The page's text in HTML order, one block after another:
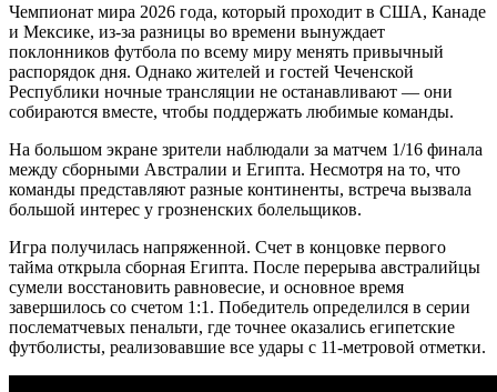
Чемпионат мира 2026 года, который проходит в США, Канаде
и Мексике, из-за разницы во времени вынуждает
поклонников футбола по всему миру менять привычный
распорядок дня. Однако жителей и гостей Чеченской
Республики ночные трансляции не останавливают — они
собираются вместе, чтобы поддержать любимые команды.
На большом экране зрители наблюдали за матчем 1/16 финала
между сборными Австралии и Египта. Несмотря на то, что
команды представляют разные континенты, встреча вызвала
большой интерес у грозненских болельщиков.
Игра получилась напряженной. Счет в концовке первого
тайма открыла сборная Египта. После перерыва австралийцы
сумели восстановить равновесие, и основное время
завершилось со счетом 1:1. Победитель определился в серии
послематчевых пенальти, где точнее оказались египетские
футболисты, реализовавшие все удары с 11-метровой отметки.